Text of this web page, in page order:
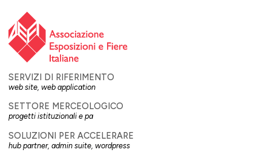
SERVIZI DI RIFERIMENTO
web site, web application
SETTORE MERCEOLOGICO
progetti istituzionali e pa
SOLUZIONI PER ACCELERARE
hub partner, admin suite, wordpress